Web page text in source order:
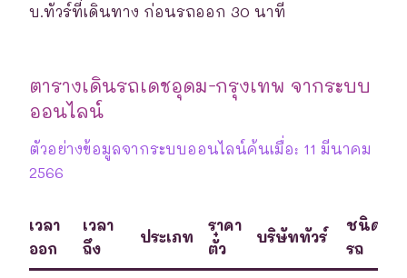
บ.ทัวร์ที่เดินทาง ก่อนรถออก 30 นาที
ตารางเดินรถเดชอุดม-กรุงเทพ จากระบบ
ออนไลน์
ตัวอย่างข้อมูลจากระบบออนไลน์ค้นเมื่อ: 11 มีนาคม
2566
เวลา
ออก
เวลา
ถึง
ประเภท
ราคา
ตั๋ว
บริษัททัวร์
ชนิด
รถ